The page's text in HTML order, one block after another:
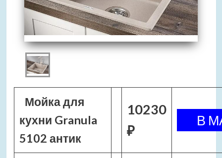
Мойка для
кухни Granula
5102 антик
10230
₽